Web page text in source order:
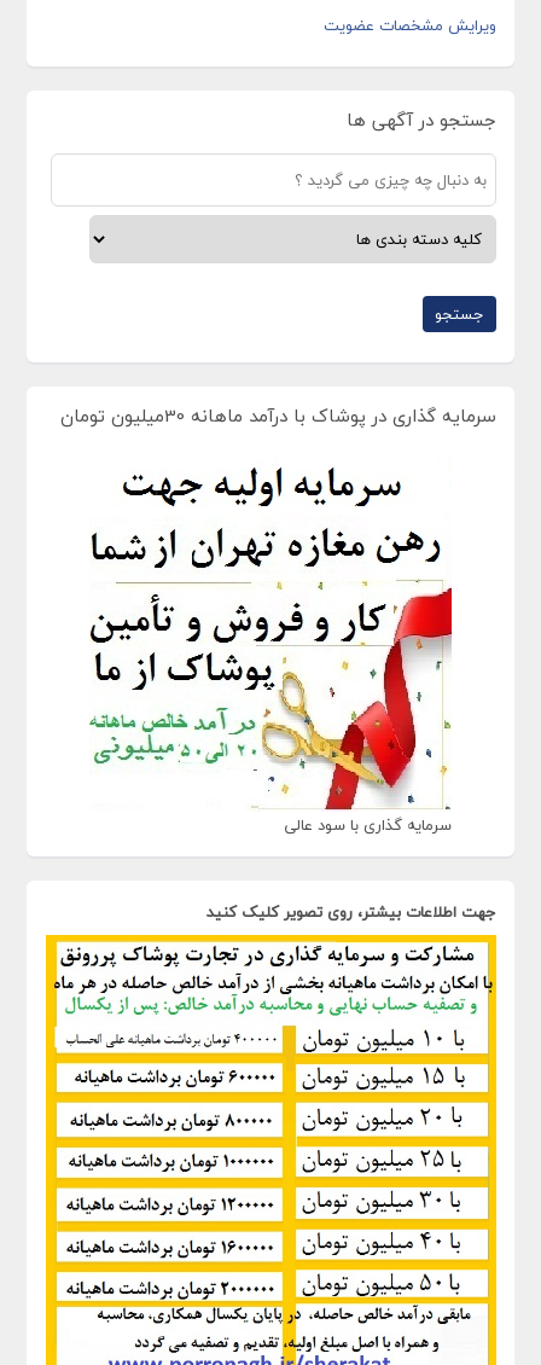
ویرایش مشخصات عضویت
جستجو در آگهی ها
سرمایه گذاری در پوشاک با درآمد ماهانه 30میلیون تومان
سرمایه گذاری با سود عالی
جهت اطلاعات بیشتر، روی تصویر کلیک کنید